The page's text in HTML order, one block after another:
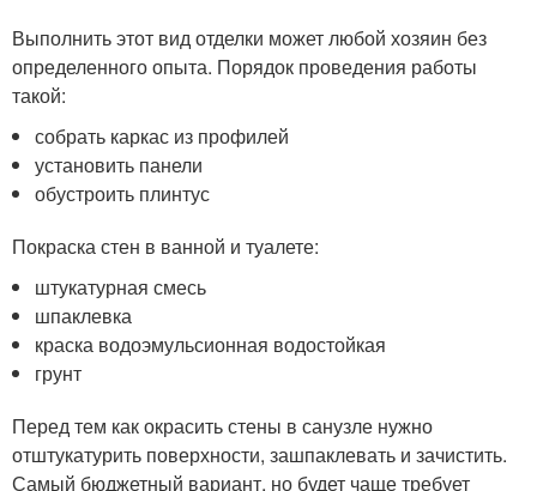
Выполнить этот вид отделки может любой хозяин без
определенного опыта. Порядок проведения работы
такой:
собрать каркас из профилей
установить панели
обустроить плинтус
Покраска стен в ванной и туалете:
штукатурная смесь
шпаклевка
краска водоэмульсионная водостойкая
грунт
Перед тем как окрасить стены в санузле нужно
отштукатурить поверхности, зашпаклевать и зачистить.
Самый бюджетный вариант, но будет чаще требует